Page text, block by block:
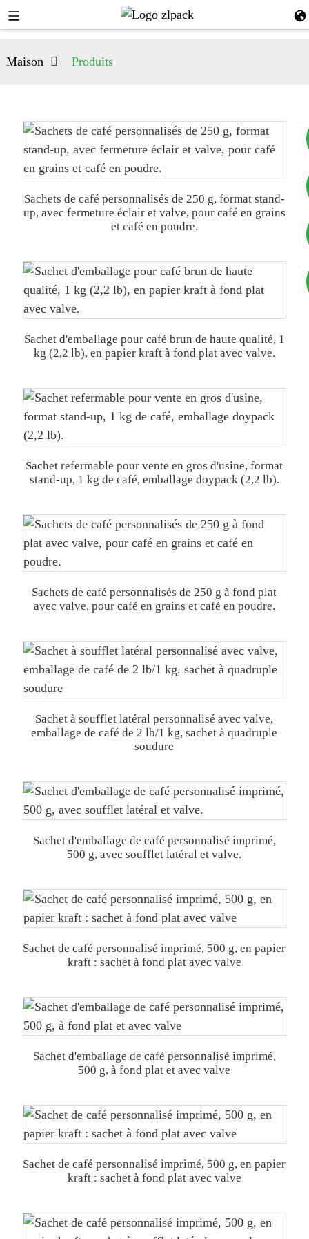
Maison Produits
Sachets de café personnalisés de 250 g, format stand-
up, avec fermeture éclair et valve, pour café en grains
et café en poudre.
Sachet d'emballage pour café brun de haute qualité, 1
kg (2,2 lb), en papier kraft à fond plat avec valve.
Sachet refermable pour vente en gros d'usine, format
stand-up, 1 kg de café, emballage doypack (2,2 lb).
Sachets de café personnalisés de 250 g à fond plat
avec valve, pour café en grains et café en poudre.
Sachet à soufflet latéral personnalisé avec valve,
emballage de café de 2 lb/1 kg, sachet à quadruple
soudure
Sachet d'emballage de café personnalisé imprimé,
500 g, avec soufflet latéral et valve.
Sachet de café personnalisé imprimé, 500 g, en papier
kraft : sachet à fond plat avec valve
Sachet d'emballage de café personnalisé imprimé,
500 g, à fond plat et avec valve
Sachet de café personnalisé imprimé, 500 g, en papier
kraft : sachet à fond plat avec valve